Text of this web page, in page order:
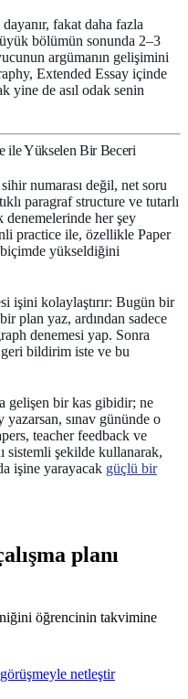
fakat daha fazla
bölümün sonunda 2–3
argümanın gelişimini
Extended Essay içinde
yine de asıl odak senin
ile Yükselen Bir Beceri
numarası değil, net soru
paragraf structure ve tutarlı
denemelerinde her şey
practice ile, özellikle Paper
yükseldiğini
işini kolaylaştırır: Bugün bir
plan yaz, ardından sadece
denemesi yap. Sonra
bildirim iste ve bu
gelişen bir kas gibidir; ne
sınav gününde o
teacher feedback ve
sistemli şekilde kullanarak,
işine yarayacak güçlü bir
planı
öğrencinin takvimine
netleştir